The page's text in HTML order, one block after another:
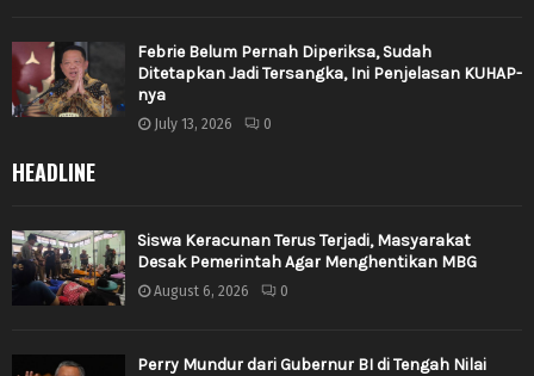
Febrie Belum Pernah Diperiksa, Sudah
Ditetapkan Jadi Tersangka, Ini Penjelasan KUHAP-
nya
July 13, 2026 0
HEADLINE
Siswa Keracunan Terus Terjadi, Masyarakat
Desak Pemerintah Agar Menghentikan MBG
August 6, 2026 0
Perry Mundur dari Gubernur BI di Tengah Nilai